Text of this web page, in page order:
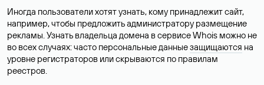
Иногда пользователи хотят узнать, кому принадлежит сайт,
например, чтобы предложить администратору размещение
рекламы. Узнать владельца домена в сервисе Whois можно не
во всех случаях: часто персональные данныезащищаются на
уровне регистраторов или скрываются по правилам
реестров.